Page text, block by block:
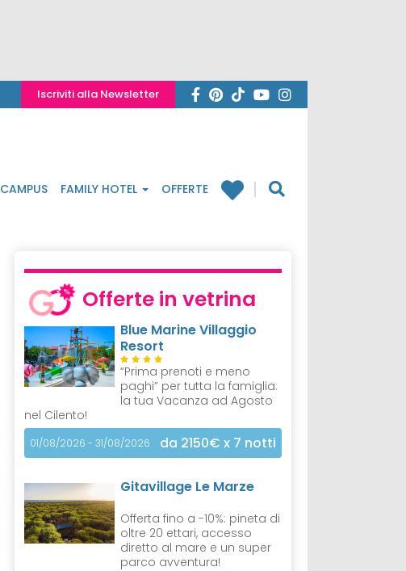
Iscriviti alla Newsletter
CAMPUS FAMILY HOTEL OFFERTE
Offerte in vetrina
Blue Marine Villaggio
Resort
“Prima prenoti e meno
paghi” per tutta la famiglia:
la tua Vacanza ad Agosto
nel Cilento!
01/08/2026 - 31/08/2026 da 2150€ x 7 notti
Gitavillage Le Marze
Offerta fino a -10%: pineta di
oltre 20 ettari, accesso
diretto al mare e un super
parco avventura!